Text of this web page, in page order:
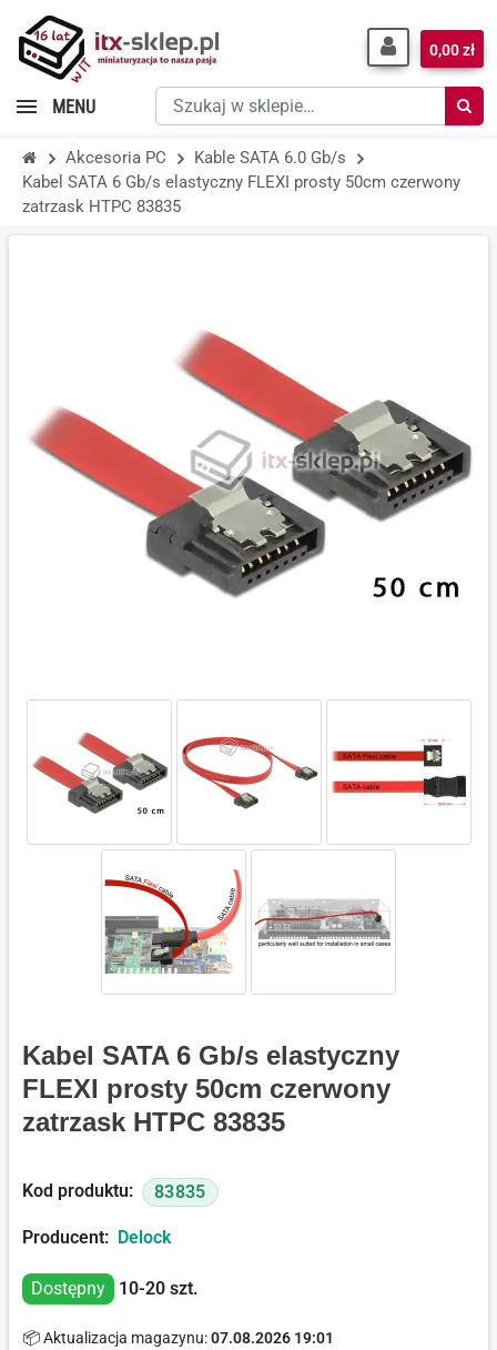
Szukaj
w
sklepie…
0,00 zł
MENU
Akcesoria PC
Kable SATA 6.0 Gb/s
Kabel SATA 6 Gb/s elastyczny FLEXI prosty 50cm czerwony
zatrzask HTPC 83835
Kabel SATA 6 Gb/s elastyczny
FLEXI prosty 50cm czerwony
zatrzask HTPC 83835
Kod produktu: 83835
Producent: Delock
Dostępny 10-20 szt.
📦 Aktualizacja magazynu:07.08.2026 19:01